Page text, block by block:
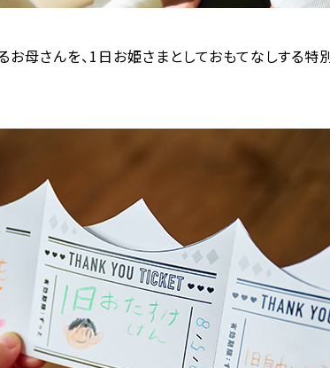
お母さんを、1日お姫さまとしておもてなしする特